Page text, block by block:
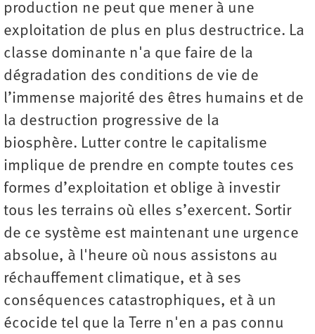
production ne peut que mener à une
exploitation de plus en plus destructrice. La
classe dominante n'a que faire de la
dégradation des conditions de vie de
l’immense majorité des êtres humains et de
la destruction progressive de la
biosphère. Lutter contre le capitalisme
implique de prendre en compte toutes ces
formes d’exploitation et oblige à investir
tous les terrains où elles s’exercent. Sortir
de ce système est maintenant une urgence
absolue, à l'heure où nous assistons au
réchauffement climatique, et à ses
conséquences catastrophiques, et à un
écocide tel que la Terre n'en a pas connu